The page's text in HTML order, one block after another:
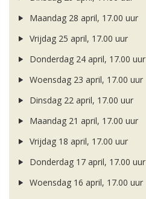
Maandag 28 april, 17.00 uur
Vrijdag 25 april, 17.00 uur
Donderdag 24 april, 17.00 uur
Woensdag 23 april, 17.00 uur
Dinsdag 22 april, 17.00 uur
Maandag 21 april, 17.00 uur
Vrijdag 18 april, 17.00 uur
Donderdag 17 april, 17.00 uur
Woensdag 16 april, 17.00 uur